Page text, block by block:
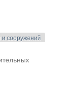
и сооружений